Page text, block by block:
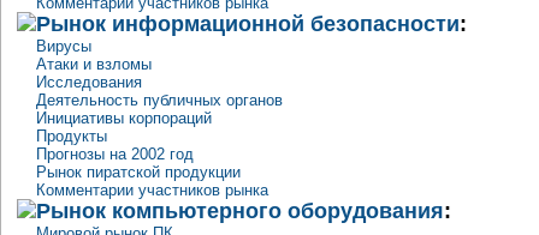
Рынок информационной безопасности:
Вирусы
Атаки и взломы
Исследования
Деятельность публичных органов
Инициативы корпораций
Продукты
Прогнозы на 2002 год
Рынок пиратской продукции
Комментарии участников рынка
Рынок компьютерного оборудования: